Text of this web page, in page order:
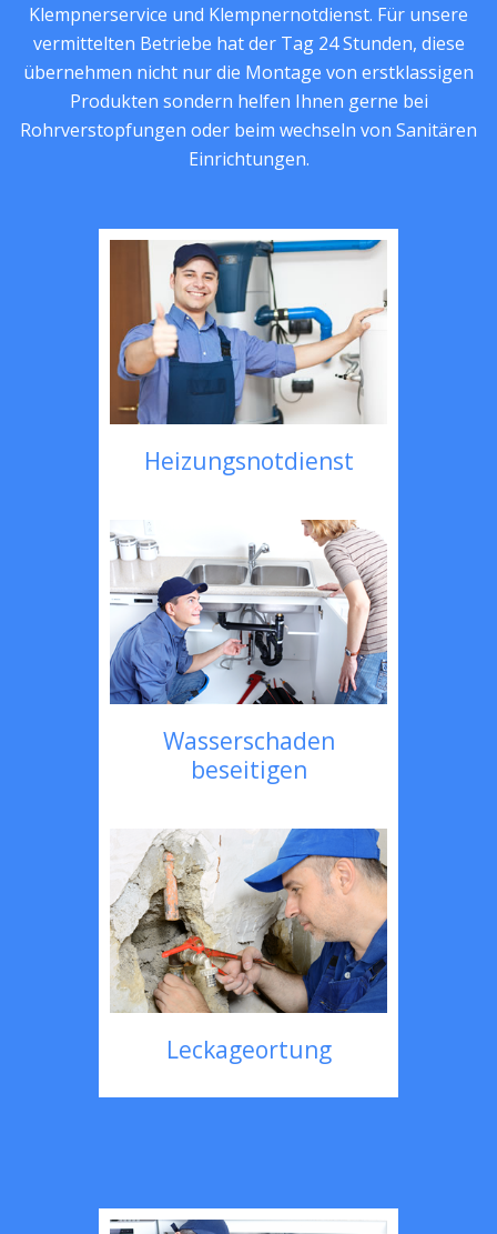
Klempnerservice und Klempnernotdienst. Für unsere
vermittelten Betriebe hat der Tag 24 Stunden, diese
übernehmen nicht nur die Montage von erstklassigen
Produkten sondern helfen Ihnen gerne bei
Rohrverstopfungen oder beim wechseln von Sanitären
Einrichtungen.
Heizungsnotdienst
Wasserschaden
beseitigen
Leckageortung